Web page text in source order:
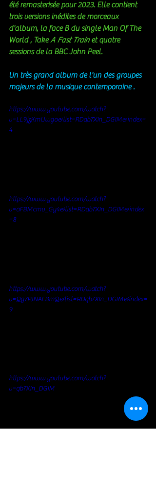
été remasterisée pour 2023. Elle contient
trois versions inédites de morceaux
d'album, la face B du single Man Of The
World , Take A Fast Train et quatre
sessions de la BBC John Peel.
Un très grand album de l'un des groupes
majeurs de la musique contemporaine .
https://www.youtube.com/watch?
v=LL9jzKmUwgo&list=RDqb7XIn_DGIM&index=
4
https://www.youtube.com/watch?
v=aFBMcmv_Gy4&list=RDqb7XIn_DGIM&index
=8
https://www.youtube.com/watch?
v=Qg7PJNALBmQ&list=RDqb7XIn_DGIM&index=
9
https://www.youtube.com/watch?
v=qb7XIn_DGIM